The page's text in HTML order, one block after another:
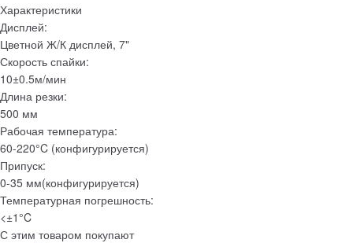
Характеристики
Дисплей:
Цветной Ж/К дисплей, 7"
Скорость спайки:
10±0.5м/мин
Длина резки:
500 мм
Рабочая температура:
60-220°C (конфигурируется)
Припуск:
0-35 мм(конфигурируется)
Температурная погрешность:
<±1°C
С этим товаром покупают